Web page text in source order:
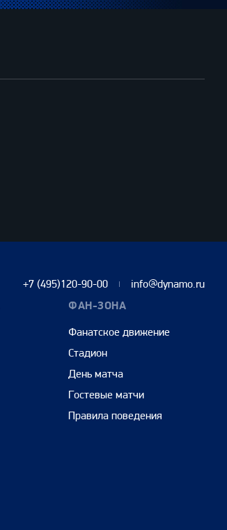
+7 (495)120-90-00 info@dynamo.ru
ФАН-ЗОНА
Фанатское движение
Стадион
День матча
Гостевые матчи
Правила поведения